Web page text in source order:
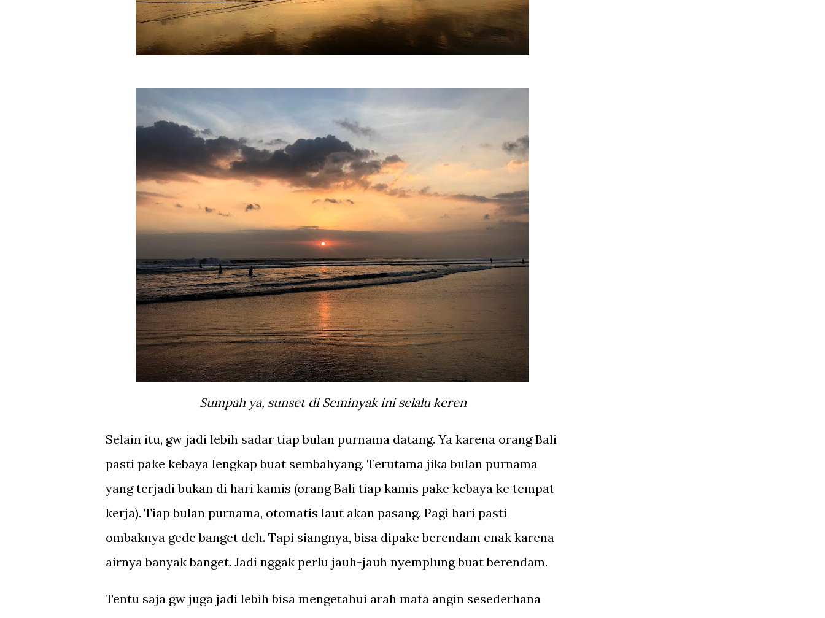
Sumpah ya, sunset di Seminyak ini selalu keren
Selain itu, gw jadi lebih sadar tiap bulan purnama datang. Ya karena orang Bali
pasti pake kebaya lengkap buat sembahyang. Terutama jika bulan purnama
yang terjadi bukan di hari kamis (orang Bali tiap kamis pake kebaya ke tempat
kerja). Tiap bulan purnama, otomatis laut akan pasang. Pagi hari pasti
ombaknya gede banget deh. Tapi siangnya, bisa dipake berendam enak karena
airnya banyak banget. Jadi nggak perlu jauh-jauh nyemplung buat berendam.
Tentu saja gw juga jadi lebih bisa mengetahui arah mata angin sesederhana